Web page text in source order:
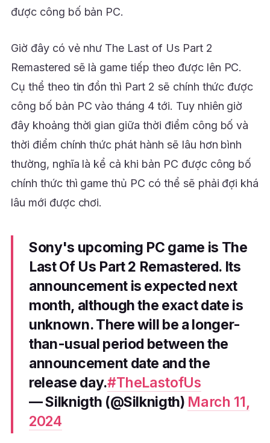
được công bố bản PC.
Giờ đây có vẻ như The Last of Us Part 2
Remastered sẽ là game tiếp theo được lên PC.
Cụ thể theo tin đồn thì Part 2 sẽ chính thức được
công bố bản PC vào tháng 4 tới. Tuy nhiên giờ
đây khoảng thời gian giữa thời điểm công bố và
thời điểm chính thức phát hành sẽ lâu hơn bình
thường, nghĩa là kể cả khi bản PC được công bố
chính thức thì game thủ PC có thể sẽ phải đợi khá
lâu mới được chơi.
Sony's upcoming PC game is The
Last Of Us Part 2 Remastered. Its
announcement is expected next
month, although the exact date is
unknown. There will be a longer-
than-usual period between the
announcement date and the
release day.#TheLastofUs
— Silknigth (@Silknigth) March 11,
2024